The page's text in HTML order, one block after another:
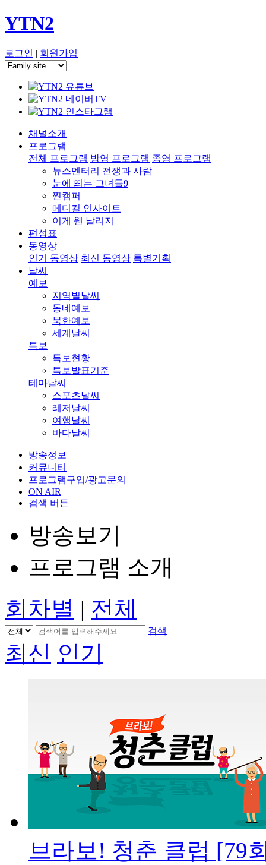
YTN2
로그인 | 회원가입
채널소개
프로그램
전체 프로그램 방영 프로그램 종영 프로그램
뉴스멘터리 전쟁과 사람
눈에 띄는 그녀들9
찐캠퍼
메디컬 인사이트
이게 웬 날리지
편성표
동영상
인기 동영상 최신 동영상 특별기획
날씨
예보
지역별날씨
동네예보
북한예보
세계날씨
특보
특보현황
특보발표기준
테마날씨
스포츠날씨
레저날씨
여행날씨
바다날씨
방송정보
커뮤니티
프로그램구입/광고문의
ON AIR
검색 버튼
방송보기
프로그램 소개
회차별 | 전체
검색
최신 인기
브라보! 청춘 클럽 [79